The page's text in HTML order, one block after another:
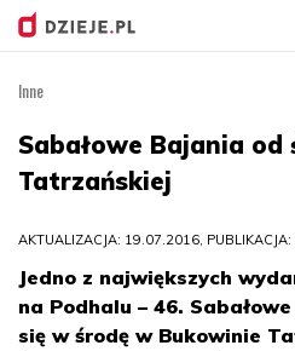
Inne
Sabałowe Bajania
Tatrzańskiej
AKTUALIZACJA: 19.07.2016,
Jedno z największych
na Podhalu – 46.
się w środę w Bukowinie